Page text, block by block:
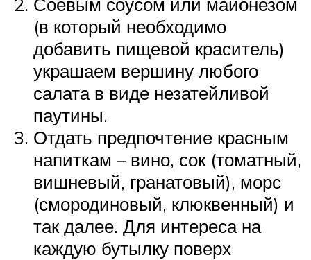
(в который необходимо
добавить пищевой краситель)
украшаем вершину любого
салата в виде незатейливой
паутины.
Отдать предпочтение красным
напиткам – вино, сок (томатный,
вишневый, гранатовый), морс
(смородиновый, клюквенный) и
так далее. Для интереса на
каждую бутылку поверх